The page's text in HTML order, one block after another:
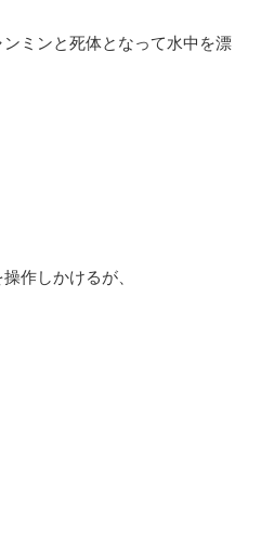
ミンと死体となって水中を漂
作しかけるが、